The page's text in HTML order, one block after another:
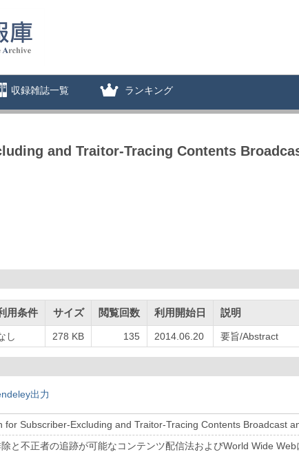
収録雑誌一覧 ランキング
and Traitor-Tracing Contents
用条件 サイズ 閲覧回数 利用開始日 説明
し 278 KB 135 2014.06.20 要旨/Abstract
出力
for Subscriber-Excluding and Traitor-Tracing Contents Broadcast
と不正者の追跡が可能なコンテンツ配信法およびWorld Wide